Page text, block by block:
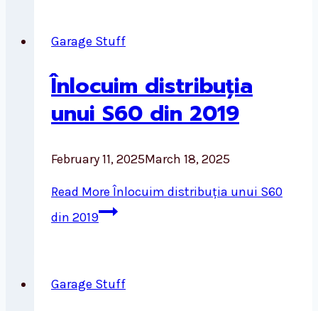
Garage Stuff
Înlocuim distribuția
unui S60 din 2019
February 11, 2025March 18, 2025
Read MoreÎnlocuim distribuția unui S60
din 2019
Garage Stuff